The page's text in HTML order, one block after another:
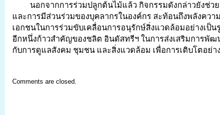
นอกจากการร่วมปลูกต้นไม้แล้ว กิจกรรมดังกล่าวยังช่ว
และการมีส่วนร่วมของบุคลากรในองค์กร สะท้อนถึงพลังควา
เอกชนในการร่วมขับเคลื่อนการอนุรักษ์สิ่งแวดล้อมอย่างเป็น
อีกหนึ่งก้าวสำคัญของชลิต อินดัสทรีฯ ในการส่งเสริมการพัฒ
กับการดูแลสังคม ชุมชน และสิ่งแวดล้อม เพื่อการเติบโตอย่า
Comments are closed.